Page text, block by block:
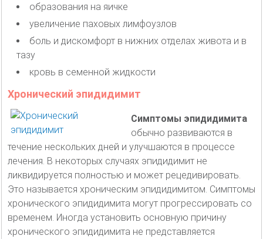
образования на яичке
увеличение паховых лимфоузлов
боль и дискомфорт в нижних отделах живота и в
тазу
кровь в семенной жидкости
Хронический эпидидимит
Симптомы эпидидимита
обычно развиваются в
течение нескольких дней и улучшаются в процессе
лечения. В некоторых случаях эпидидимит не
ликвидируется полностью и может рецедивировать.
Это называется хроническим эпидидимитом. Симптомы
хронического эпидидимита могут прогрессировать со
временем. Иногда установить основную причину
хронического эпидидимита не представляется